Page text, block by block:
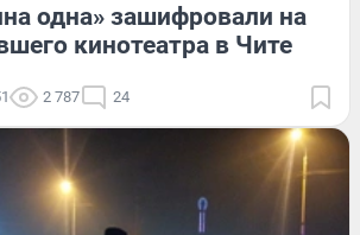
одна» зашифровали на
кинотеатра в Чите
2 787 24